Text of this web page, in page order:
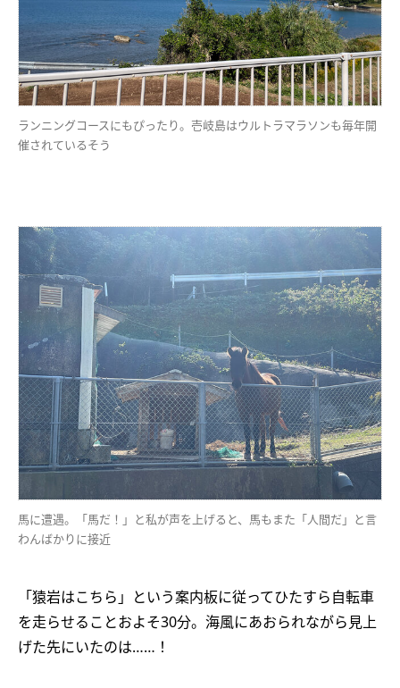
ランニングコースにもぴったり。壱岐島はウルトラマラソンも毎年開
催されているそう
馬に遭遇。「馬だ！」と私が声を上げると、馬もまた「人間だ」と言
わんばかりに接近
「猿岩はこちら」という案内板に従ってひたすら自転車
を走らせることおよそ30分。海風にあおられながら見上
げた先にいたのは……！